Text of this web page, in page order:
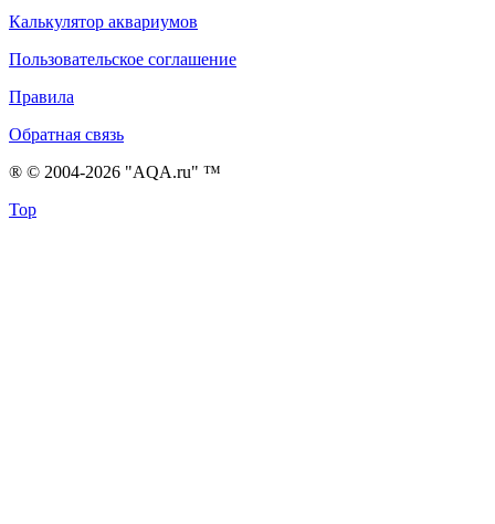
Калькулятор аквариумов
Пользовательское соглашение
Правила
Обратная связь
® © 2004-2026 "AQA.ru" ™
Top